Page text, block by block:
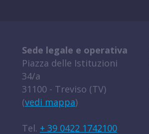
Sede legale e operativa
Piazza delle Istituzioni
34/a
31100 - Treviso (TV)
(vedi mappa)
Tel. + 39 0422 1742100